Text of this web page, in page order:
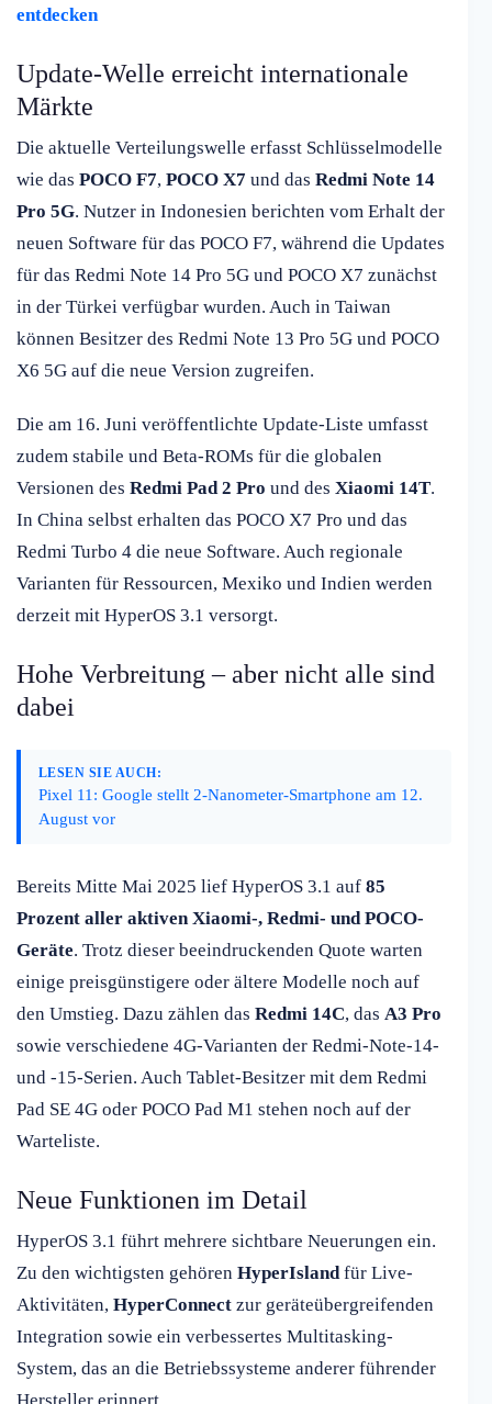
entdecken
Update-Welle erreicht internationale
Märkte
Die aktuelle Verteilungswelle erfasst Schlüsselmodelle
wie das POCO F7, POCO X7 und das Redmi Note 14
Pro 5G. Nutzer in Indonesien berichten vom Erhalt der
neuen Software für das POCO F7, während die Updates
für das Redmi Note 14 Pro 5G und POCO X7 zunächst
in der Türkei verfügbar wurden. Auch in Taiwan
können Besitzer des Redmi Note 13 Pro 5G und POCO
X6 5G auf die neue Version zugreifen.
Die am 16. Juni veröffentlichte Update-Liste umfasst
zudem stabile und Beta-ROMs für die globalen
Versionen des Redmi Pad 2 Pro und des Xiaomi 14T.
In China selbst erhalten das POCO X7 Pro und das
Redmi Turbo 4 die neue Software. Auch regionale
Varianten für Ressourcen, Mexiko und Indien werden
derzeit mit HyperOS 3.1 versorgt.
Hohe Verbreitung – aber nicht alle sind
dabei
LESEN SIE AUCH:
Pixel 11: Google stellt 2-Nanometer-Smartphone am 12.
August vor
Bereits Mitte Mai 2025 lief HyperOS 3.1 auf 85
Prozent aller aktiven Xiaomi-, Redmi- und POCO-
Geräte. Trotz dieser beeindruckenden Quote warten
einige preisgünstigere oder ältere Modelle noch auf
den Umstieg. Dazu zählen das Redmi 14C, das A3 Pro
sowie verschiedene 4G-Varianten der Redmi-Note-14-
und -15-Serien. Auch Tablet-Besitzer mit dem Redmi
Pad SE 4G oder POCO Pad M1 stehen noch auf der
Warteliste.
Neue Funktionen im Detail
HyperOS 3.1 führt mehrere sichtbare Neuerungen ein.
Zu den wichtigsten gehören HyperIslandfür Live-
Aktivitäten, HyperConnect zur geräteübergreifenden
Integration sowie ein verbessertes Multitasking-
System, das an die Betriebssysteme anderer führender